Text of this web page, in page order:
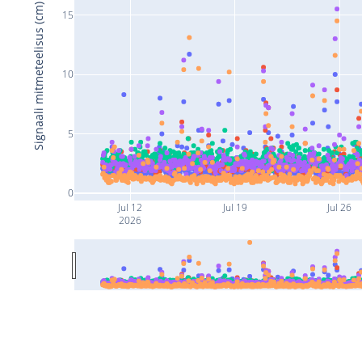
Jul 12
2026
Jul 19 Jul 26
0
5
10
15
Signaali mitmeteelisus (cm)